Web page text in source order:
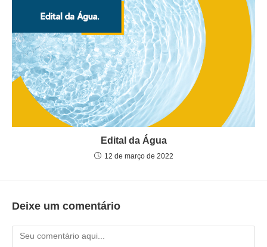
Edital da Água
12 de março de 2022
Deixe um comentário